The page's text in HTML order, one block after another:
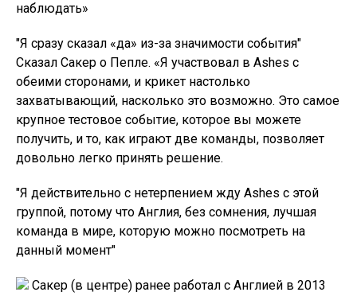
наблюдать»
"Я сразу сказал «да» из-за значимости события"
Сказал Сакер о Пепле. «Я участвовал в Ashes с
обеими сторонами, и крикет настолько
захватывающий, насколько это возможно. Это самое
крупное тестовое событие, которое вы можете
получить, и то, как играют две команды, позволяет
довольно легко принять решение.
"Я действительно с нетерпением жду Ashes с этой
группой, потому что Англия, без сомнения, лучшая
команда в мире, которую можно посмотреть на
данный момент"
Сакер (в центре) ранее работал с Англией в 2013